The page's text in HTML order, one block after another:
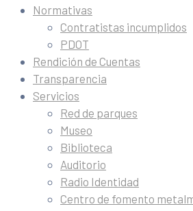
Normativas
Contratistas incumplidos
PDOT
Rendición de Cuentas
Transparencia
Servicios
Red de parques
Museo
Biblioteca
Auditorio
Radio Identidad
Centro de fomento